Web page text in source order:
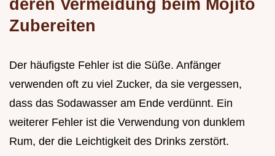
deren Vermeidung beim Mojito
Zubereiten
Der häufigste Fehler ist die Süße. Anfänger
verwenden oft zu viel Zucker, da sie vergessen,
dass das Sodawasser am Ende verdünnt. Ein
weiterer Fehler ist die Verwendung von dunklem
Rum, der die Leichtigkeit des Drinks zerstört.